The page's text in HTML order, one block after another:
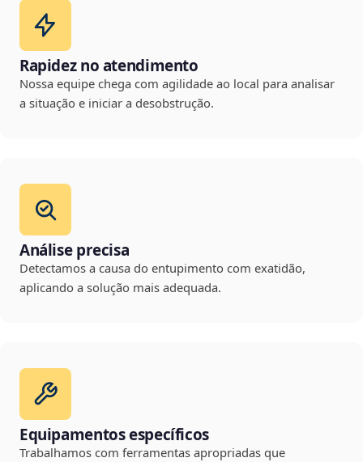
Rapidez no atendimento
Nossa equipe chega com agilidade ao local para analisar
a situação e iniciar a desobstrução.
Análise precisa
Detectamos a causa do entupimento com exatidão,
aplicando a solução mais adequada.
Equipamentos específicos
Trabalhamos com ferramentas apropriadas que